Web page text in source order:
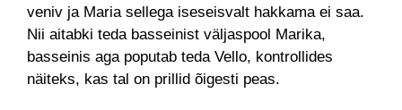
veniv ja Maria sellega iseseisvalt hakkama ei saa.
Nii aitabki teda basseinist väljaspool Marika,
basseinis aga poputab teda Vello, kontrollides
näiteks, kas tal on prillid õigesti peas.